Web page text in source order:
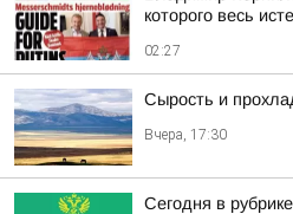
которого весь
02:27
Сырость и
Вчера, 17:30
Сегодня в